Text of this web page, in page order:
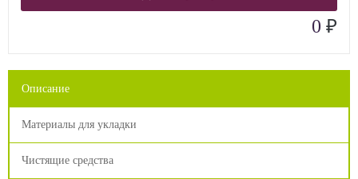
0 ₽
Описание
Материалы для укладки
Чистящие средства